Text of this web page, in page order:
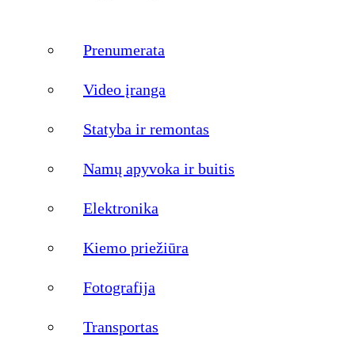
Prenumerata
Video įranga
Statyba ir remontas
Namų apyvoka ir buitis
Elektronika
Kiemo priežiūra
Fotografija
Transportas